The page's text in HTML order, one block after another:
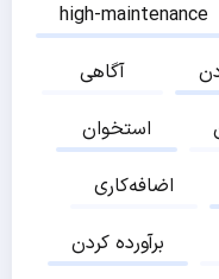
high-maintenance
آگاهی
استخوان
اضافه‌کاری
برآورده کردن